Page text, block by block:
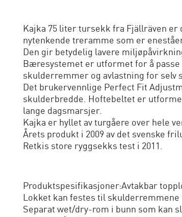
Kajka 75 liter tursekk fra Fjällräven
nytenkende treramme som er
Den gir betydelig lavere
Bæresystemet er utformet for å
skulderremmer og avlastning for selv
Det brukervennlige Perfect Fit
skulderbredde. Hoftebeltet er
lange dagsmarsjer.
Kajka er hyllet av turgåere over hele
Årets produkt i 2009 av det svenske
Retkis store ryggsekks test i 2011.
Produktspesifikasjoner:Avtakbar
Lokket kan festes til
Separat wet/dry-rom i bunn som kan